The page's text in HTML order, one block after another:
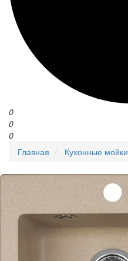
0
0
0
Главная
Кухонные мойки